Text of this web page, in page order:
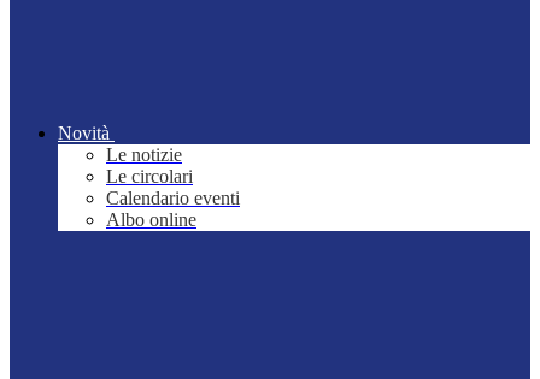
Novità
Le notizie
Le circolari
Calendario eventi
Albo online